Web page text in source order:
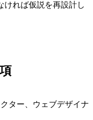
ければ仮説を再設計し
ター、ウェブデザイナ